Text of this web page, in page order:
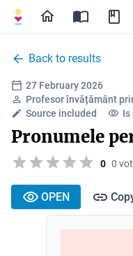
Back to results
27 February 2026
Profesor învățământ
Source included
Is
Pronumele
0 0
OPEN